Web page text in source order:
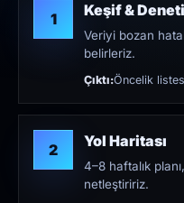
1 Keşif &
Veriyi bozan
belirleriz.
Çıktı:Öncelik
2 Yol Haritası
4–8 haftalık
netleştiririz.